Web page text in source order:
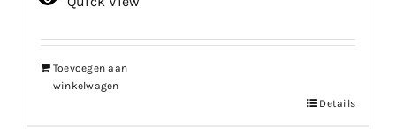
Toevoegen aan
winkelwagen
Details